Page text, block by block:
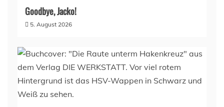
Goodbye, Jacko!
5. August 2026